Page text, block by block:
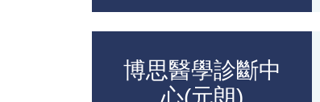
博思醫學診斷中
心(元朗)